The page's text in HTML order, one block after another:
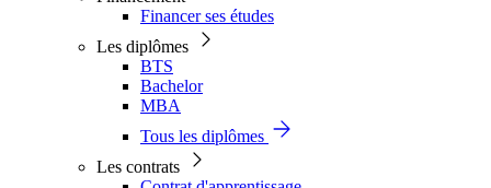
Financer ses études
Les diplômes
BTS
Bachelor
MBA
Tous les diplômes
Les contrats